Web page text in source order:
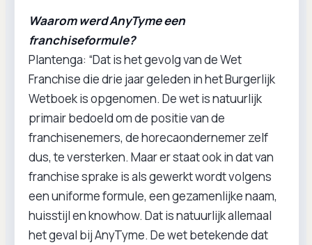
Waarom werd AnyTyme een
franchiseformule?
Plantenga: “Dat is het gevolg van de Wet
Franchise die drie jaar geleden in het Burgerlijk
Wetboek is opgenomen. De wet is natuurlijk
primair bedoeld om de positie van de
franchisenemers, de horecaondernemer zelf
dus, te versterken. Maar er staat ook in dat van
franchise sprake is als gewerkt wordt volgens
een uniforme formule, een gezamenlijke naam,
huisstijl en knowhow. Dat is natuurlijk allemaal
het geval bij AnyTyme. De wet betekende dat